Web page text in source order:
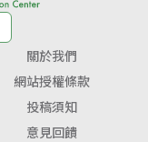
關於我們
網站授權條款
投稿須知
意見回饋